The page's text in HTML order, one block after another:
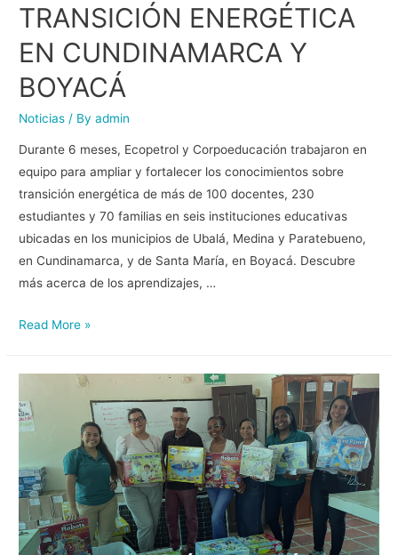
TRANSICIÓN ENERGÉTICA
EN CUNDINAMARCA Y
BOYACÁ
Noticias / Byadmin
Durante 6 meses, Ecopetrol y Corpoeducación trabajaron en
equipo para ampliar y fortalecer los conocimientos sobre
transición energética de más de 100 docentes, 230
estudiantes y 70 familias en seis instituciones educativas
ubicadas en los municipios de Ubalá, Medina y Paratebueno,
en Cundinamarca, y de Santa María, en Boyacá. Descubre
más acerca de los aprendizajes, …
Read More »